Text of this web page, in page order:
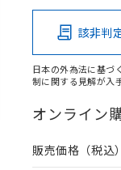
該非判
日本の外為法に基づ
制に関する見解が入
オンライン
販売価格（税込）